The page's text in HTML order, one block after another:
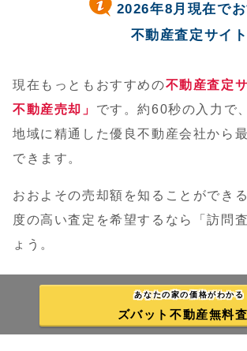
2026年8月現在で
不動産査定サイト
現在もっともおすすめの不動産査定
不動産売却」 です。約60秒の入力で
地域に精通した優良不動産会社から
できます。
おおよその売却額を知ることができ
度の高い査定を希望するなら「訪問
ょう。
あなたの家の価格がわかる
ズバット不動産無料